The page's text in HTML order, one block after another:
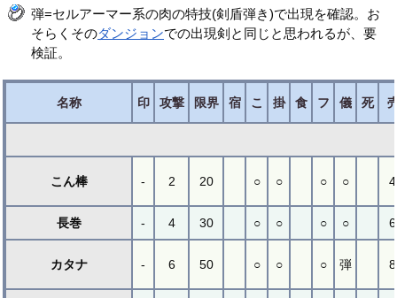
弾=セルアーマー系の肉の特技(剣盾弾き)で出現を確認。お
そらくそのダンジョンでの出現剣と同じと思われるが、要
検証。
名称 印 攻撃 限界 宿 こ 掛 食 フ 儀 死
こん棒 - 2 20 ○ ○ ○ ○
長巻 - 4 30 ○ ○ ○ ○
カタナ - 6 50 ○ ○ ○ 弾